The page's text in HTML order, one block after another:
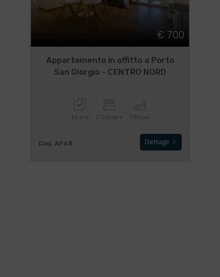
€ 700
Appartamento in affitto a Porto
San Giorgio - CENTRO NORD
40 mq 2 Camere 1 Bagni
Cod. AP48 Dettagli